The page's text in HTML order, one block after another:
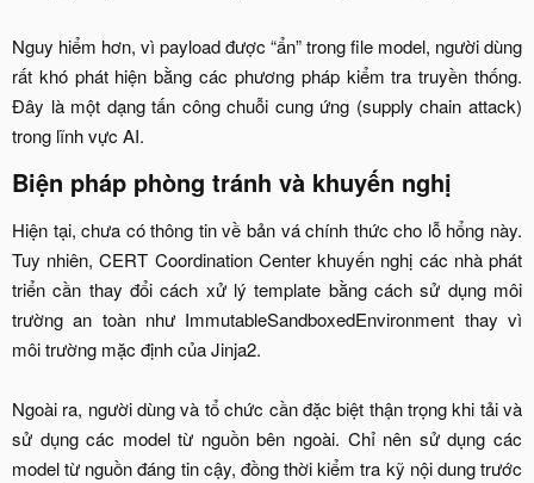
Nguy hiểm hơn, vì payload được “ẩn” trong file model, người dùng
rất khó phát hiện bằng các phương pháp kiểm tra truyền thống.
Đây là một dạng tấn công chuỗi cung ứng (supply chain attack)
trong lĩnh vực AI.​
Biện pháp phòng tránh và khuyến nghị​
Hiện tại, chưa có thông tin về bản vá chính thức cho lỗ hổng này.
Tuy nhiên, CERT Coordination Center khuyến nghị các nhà phát
triển cần thay đổi cách xử lý template bằng cách sử dụng môi
trường an toàn như ImmutableSandboxedEnvironment thay vì
môi trường mặc định của Jinja2.
Ngoài ra, người dùng và tổ chức cần đặc biệt thận trọng khi tải và
sử dụng các model từ nguồn bên ngoài. Chỉ nên sử dụng các
model từ nguồn đáng tin cậy, đồng thời kiểm tra kỹ nội dung trước